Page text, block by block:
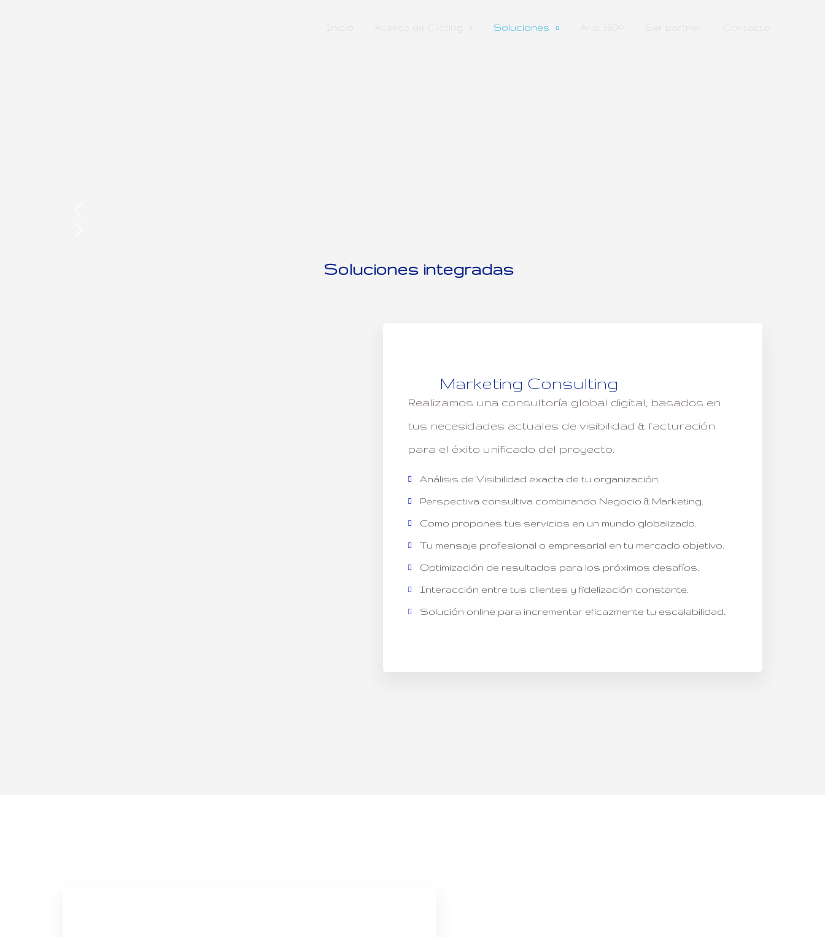
Inicio Acerca de Clicting Soluciones Ario 360º Ser partner Contacto
Soluciones integradas
Marketing Consulting
Realizamos una consultoría global digital, basados en
tus necesidades actuales de visibilidad & facturación
para el éxito unificado del proyecto.
Análisis de Visibilidad exacta de tu organización.
Perspectiva consultiva combinando Negocio & Marketing.
Como propones tus servicios en un mundo globalizado.
Tu mensaje profesional o empresarial en tu mercado objetivo.
Optimización de resultados para los próximos desafíos.
Interacción entre tus clientes y fidelización constante.
Solución online para incrementar eficazmente tu escalabilidad.